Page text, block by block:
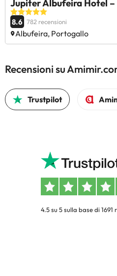
Jupiter Albufeira Hotel –
8.6 782 recensioni
Albufeira, Portogallo
Recensioni su
Trustpilot
4.5 su 5 sulla base di 1691